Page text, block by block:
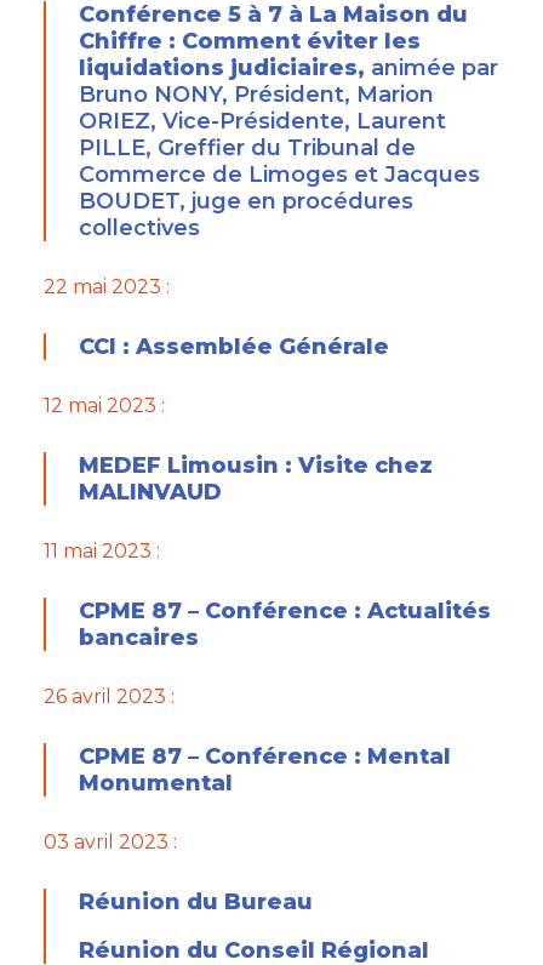
Conférence 5 à 7 à La Maison du
Chiffre : Comment éviter les
liquidations judiciaires, animée par
Bruno NONY, Président, Marion
ORIEZ, Vice-Présidente, Laurent
PILLE, Greffier du Tribunal de
Commerce de Limoges et Jacques
BOUDET, juge en procédures
collectives
22 mai 2023 :
CCI : Assemblée Générale
12 mai 2023 :
MEDEF Limousin : Visite chez
MALINVAUD
11 mai 2023 :
CPME 87 – Conférence : Actualités
bancaires
26 avril 2023 :
CPME 87 – Conférence : Mental
Monumental
03 avril 2023 :
Réunion du Bureau
Réunion du Conseil Régional